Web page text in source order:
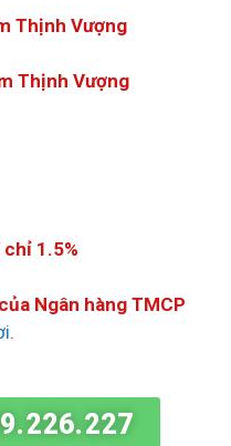
Thịnh Vượng
Thịnh Vượng
1.5%
Ngân hàng TMCP
.